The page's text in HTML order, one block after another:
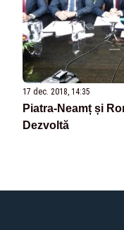
17 dec. 2018, 14:35
Piatra-Neamț și
Dezvoltă